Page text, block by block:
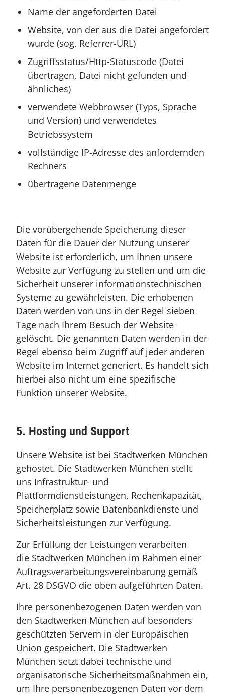
Name der angeforderten Datei
Website, von der aus die Datei angefordert
wurde (sog. Referrer-URL)
Zugriffsstatus/Http-Statuscode (Datei
übertragen, Datei nicht gefunden und
ähnliches)
verwendete Webbrowser (Typs, Sprache
und Version) und verwendetes
Betriebssystem
vollständige IP-Adresse des anfordernden
Rechners
übertragene Datenmenge
Die vorübergehende Speicherung dieser
Daten für die Dauer der Nutzung unserer
Website ist erforderlich, um Ihnen unsere
Website zur Verfügung zu stellen und um die
Sicherheit unserer informationstechnischen
Systeme zu gewährleisten. Die erhobenen
Daten werden von uns in der Regel sieben
Tage nach Ihrem Besuch der Website
gelöscht. Die genannten Daten werden in der
Regel ebenso beim Zugriff auf jeder anderen
Website im Internet generiert. Es handelt sich
hierbei also nicht um eine spezifische
Funktion unserer Website.
5. Hosting und Support
Unsere Website ist bei Stadtwerken München
gehostet. Die Stadtwerken München stellt
uns Infrastruktur- und
Plattformdienstleistungen, Rechenkapazität,
Speicherplatz sowie Datenbankdienste und
Sicherheitsleistungen zur Verfügung.
Zur Erfüllung der Leistungen verarbeiten
die Stadtwerken München im Rahmen einer
Auftragsverarbeitungsvereinbarung gemäß
Art. 28 DSGVO die oben aufgeführten Daten.
Ihre personenbezogenen Daten werden von
den Stadtwerken München auf besonders
geschützten Servern in der Europäischen
Union gespeichert. Die Stadtwerken
München setzt dabei technische und
organisatorische Sicherheitsmaßnahmen ein,
um Ihre personenbezogenen Daten vor dem